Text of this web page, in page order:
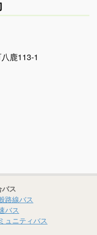
鹿113-1
バス
路線バス
バス
ュニティバス